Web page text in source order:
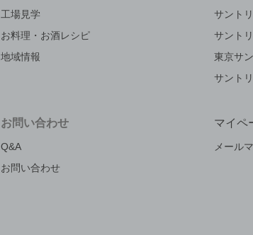
工場見学
お料理・お酒レシピ
地域情報
サント
サント
東京サ
サント
お問い合わせ
Q&A
お問い合わせ
マイペ
メール